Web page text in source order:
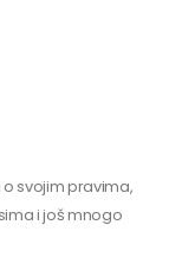
svojim pravima,
i još mnogo